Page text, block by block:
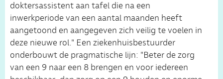
doktersassistent aan tafel die na een
inwerkperiode van een aantal maanden heeft
aangetoond en aangegeven zich veilig te voelen in
deze nieuwe rol." Een ziekenhuisbestuurder
onderbouwt de pragmatische lijn: "Beter de zorg
van een 9 naar een 8 brengen en voor iedereen